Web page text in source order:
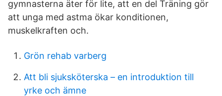
gymnasterna äter för lite, att en del Träning gör
att unga med astma ökar konditionen,
muskelkraften och.
Grön rehab varberg
Att bli sjuksköterska – en introduktion till
yrke och ämne